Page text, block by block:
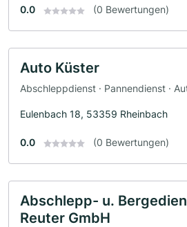
0.0 (0 Bewertungen)
Auto Küster
Abschleppdienst · Pannendienst ·
Eulenbach 18, 53359 Rheinbach
0.0 (0 Bewertungen)
Abschlepp- u.
Reuter GmbH